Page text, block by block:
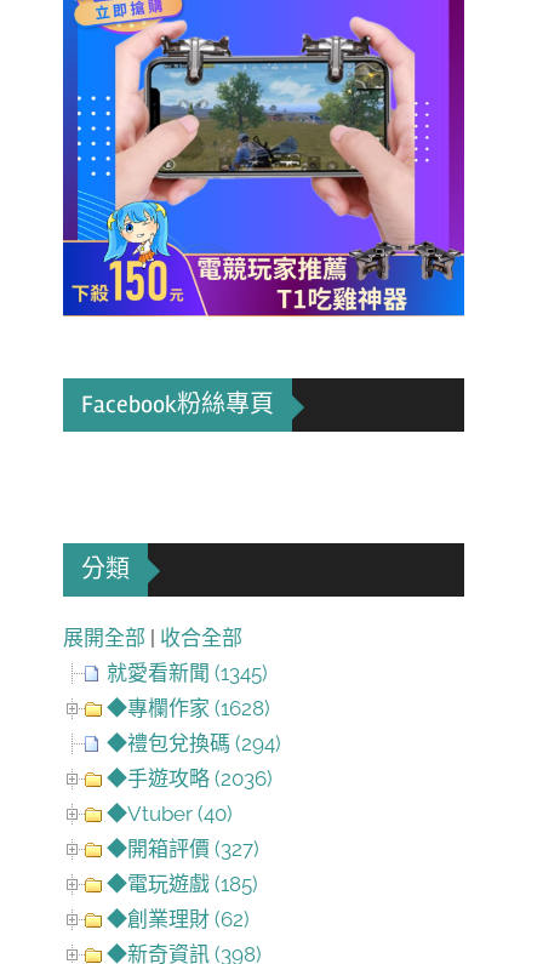
Facebook粉絲專頁
分類
展開全部 | 收合全部
就愛看新聞 (1345)
◆專欄作家 (1628)
◆禮包兌換碼 (294)
◆手遊攻略 (2036)
◆Vtuber (40)
◆開箱評價 (327)
◆電玩遊戲 (185)
◆創業理財 (62)
◆新奇資訊 (398)